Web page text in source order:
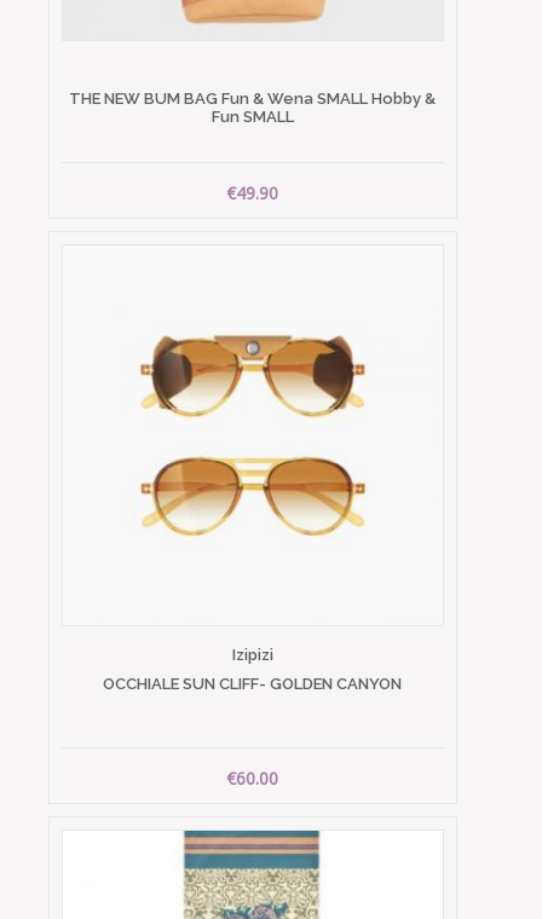
THE NEW BUM BAG Fun & Wena SMALL Hobby &
Fun SMALL
€49.90
Izipizi
OCCHIALE SUN CLIFF- GOLDEN CANYON
€60.00